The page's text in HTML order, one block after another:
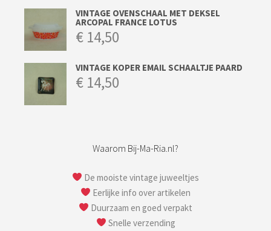
VINTAGE OVENSCHAAL MET DEKSEL
ARCOPAL FRANCE LOTUS
€ 14,50
VINTAGE KOPER EMAIL SCHAALTJE PAARD
€ 14,50
Waarom Bij-Ma-Ria.nl?
De mooiste vintage juweeltjes
Eerlijke info over artikelen
Duurzaam en goed verpakt
Snelle verzending